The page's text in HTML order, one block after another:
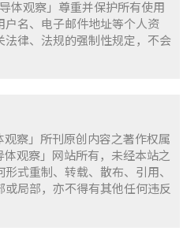
体观察」尊重并保护所有使用
名、电子邮件地址等个人资
律、法规的强制性规定，不会
观察」所刊原创内容之著作权属
观察」网站所有，未经本站之
式重制、转载、散布、引用、
局部，亦不得有其他任何违反